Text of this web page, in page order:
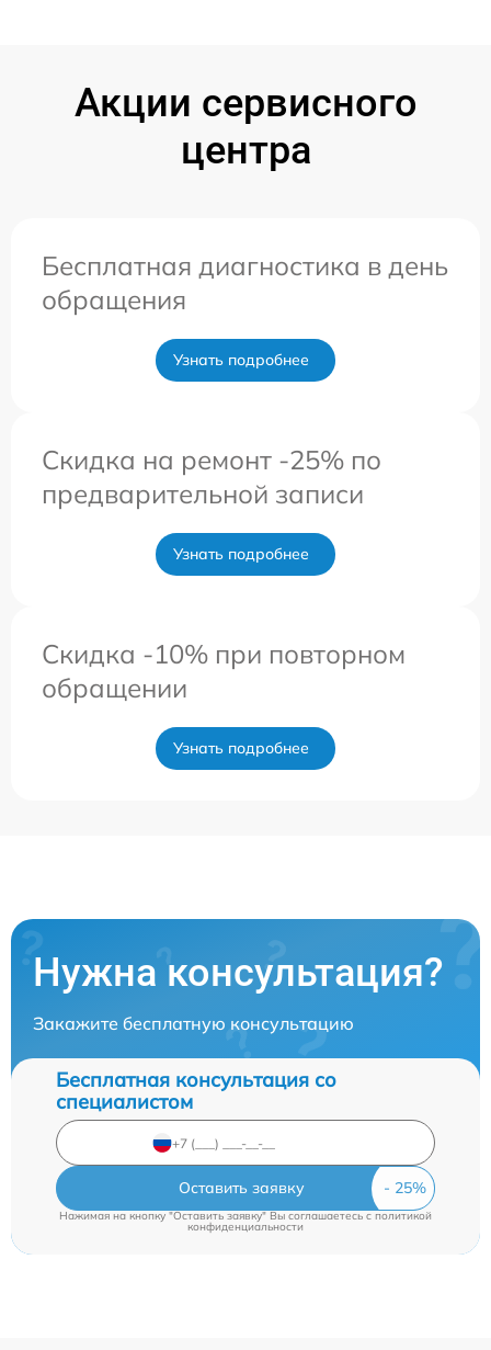
Акции сервисного
центра
Бесплатная диагностика в день
обращения
Узнать подробнее
Скидка на ремонт -25% по
предварительной записи
Узнать подробнее
Скидка -10% при повторном
обращении
Узнать подробнее
Нужна консультация?
Закажите бесплатную консультацию
Бесплатная консультация со
специалистом
Оставить заявку
Нажимая на кнопку "Оставить заявку" Вы соглашаетесь cполитикой
конфиденциальности